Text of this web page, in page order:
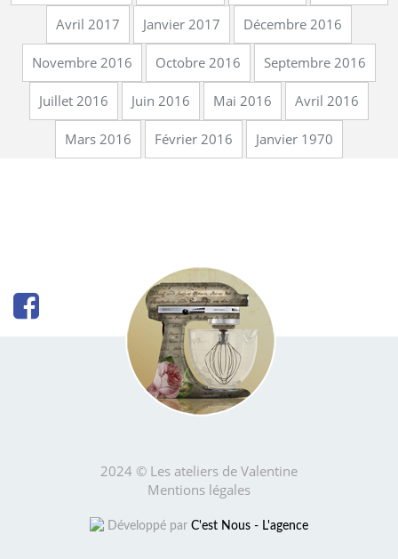
Avril 2017 Janvier 2017 Décembre 2016
Novembre 2016 Octobre 2016 Septembre 2016
Juillet 2016 Juin 2016 Mai 2016 Avril 2016
Mars 2016 Février 2016 Janvier 1970
2024 © Les ateliers de Valentine
Mentions légales
Développé par C'est Nous - L'agence